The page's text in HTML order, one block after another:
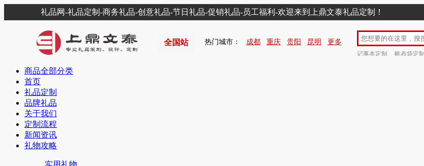
礼品网-礼品定制-商务礼品-创意礼品-节日礼品-促销礼品-员工福利-欢迎来到上鼎文泰礼品定制！
全国站 热门城市： 成都 重庆 贵阳 昆明 更多
记事本定制 帆布袋定制
商品全部分类
首页
礼品定制
品牌礼品
关于我们
定制流程
新闻资讯
礼物攻略
实用礼物